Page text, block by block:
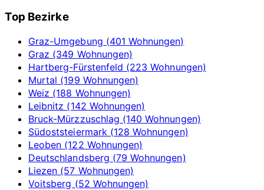
Top Bezirke
Graz-Umgebung (401 Wohnungen)
Graz (349 Wohnungen)
Hartberg-Fürstenfeld (223 Wohnungen)
Murtal (199 Wohnungen)
Weiz (188 Wohnungen)
Leibnitz (142 Wohnungen)
Bruck-Mürzzuschlag (140 Wohnungen)
Südoststeiermark (128 Wohnungen)
Leoben (122 Wohnungen)
Deutschlandsberg (79 Wohnungen)
Liezen (57 Wohnungen)
Voitsberg (52 Wohnungen)